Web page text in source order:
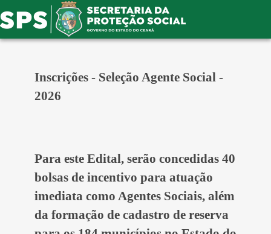
Inscrições - Seleção Agente Social -
2026
Para este Edital, serão concedidas 40
bolsas de incentivo para atuação
imediata como Agentes Sociais, além
da formação de cadastro de reserva